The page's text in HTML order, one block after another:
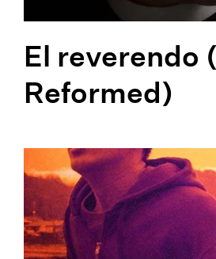
El reverendo
Reformed)